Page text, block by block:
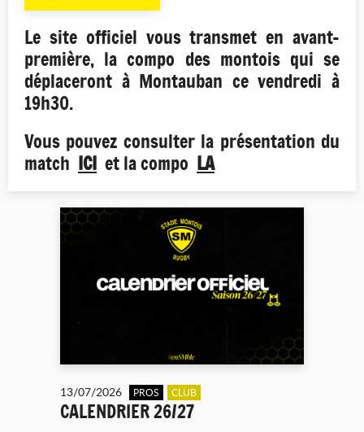
Le site officiel vous transmet en avant-
première, la compo des montois qui se
déplaceront à Montauban ce vendredi à
19h30.
Vous pouvez consulter la présentation du
match ICI et la compo LA
13/07/2026 PROS CLUB
CALENDRIER 26/27